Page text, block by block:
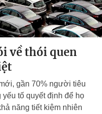
về thói quen
gần 70% người tiêu
tố quyết định để họ
năng tiết kiệm nhiên